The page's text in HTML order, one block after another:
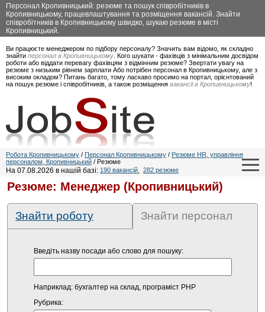
Персонал Кропивницький: резюме та пошук співробітників в
Кропивницькому, працевлаштування та розміщення вакансій. Знайти
співробітників в Кропивницькому швидко, шукаю резюме в місті
Кропивницький.
Ви працюєте менеджером по підбору персоналу? Значить вам відомо, як складно
знайти персонал в Кропивницькому . Кого шукати - фахівців з мінімальним досвідом
роботи або віддати перевагу фахівцям з відмінним резюме? Звертати увагу на
резюме з низьким рівнем зарплати Або потрібен персонал в Кропивницькому, але з
високим окладом? Питань багато, тому ласкаво просимо на портал, орієнтований
на пошук резюме і співробітників, а також розміщення вакансії в Кропивницькому!
Робота Кропивницькому / Персонал Кропивницькому / Резюме HR, управління
персоналом, Кропивницький / Резюме
На 07.08.2026 в нашій базі: 190 вакансій, 282 резюме
Резюме: Менеджер (Кропивницький)
Знайти роботу Знайти персонал
Введіть назву посади або слово для пошуку:
Наприклад: бухгалтер на склад, програміст PHP
Рубрика: